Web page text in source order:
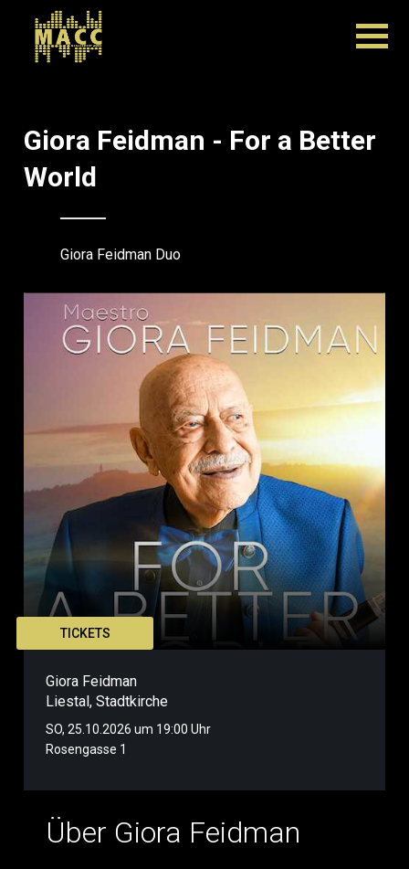
Giora Feidman - For a Better
World
Giora Feidman Duo
TICKETS
Giora Feidman
Liestal,Stadtkirche
SO, 25.10.2026 um 19:00 Uhr
Rosengasse 1
Über Giora Feidman